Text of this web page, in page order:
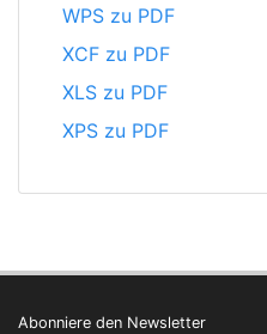
WPS zu PDF
XCF zu PDF
XLS zu PDF
XPS zu PDF
Abonniere den Newsletter